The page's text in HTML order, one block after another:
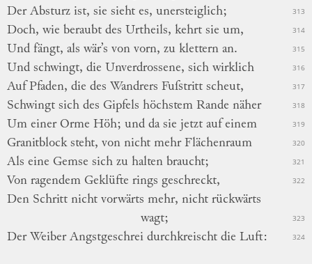
Der Absturz ist, sie sieht es, unersteiglich; 313
Doch, wie beraubt des Urtheils, kehrt sie um, 314
Und fängt, als wär’s von vorn, zu klettern an. 315
Und schwingt, die Unverdrossene, sich wirklich 316
Auf Pfaden, die des Wandrers Fuſstritt scheut, 317
Schwingt sich des Gipfels höchstem Rande näher 318
Um einer Orme Höh; und da sie jetzt auf einem 319
Granitblock steht, von nicht mehr Flächenraum 320
Als eine Gemse sich zu halten braucht; 321
Von ragendem Geklüfte rings geschreckt, 322
Den Schritt nicht vorwärts mehr, nicht rückwärts
wagt;
323
Der Weiber Angstgeschrei durchkreischt die Luft: 324